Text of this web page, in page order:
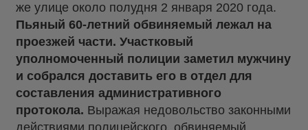
же улице около полудня 2 января 2020 года.
Пьяный 60-летний обвиняемый лежал на
проезжей части. Участковый
уполномоченный полиции заметил мужчину
и собрался доставить его в отдел для
составления административного
протокола. Выражая недовольство законными